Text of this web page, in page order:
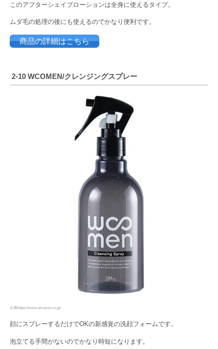
このアフターシェイブローションは全身に使えるタイプ。
ムダ毛の処理の後にも使えるのでかなり便利です。
商品の詳細はこちら
2-10 WCOMEN/クレンジングスプレー
出典https://www.amazon.co.jp/
顔にスプレーするだけでOKの新感覚の洗顔フォームです。
泡立てる手間がないのでかなり時短になります。